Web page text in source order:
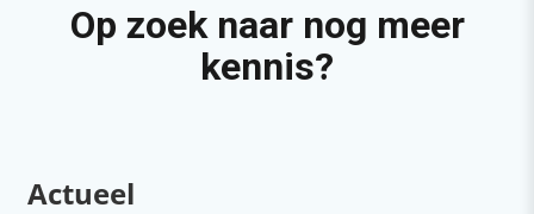
Op zoek naar nog meer
kennis?
Actueel